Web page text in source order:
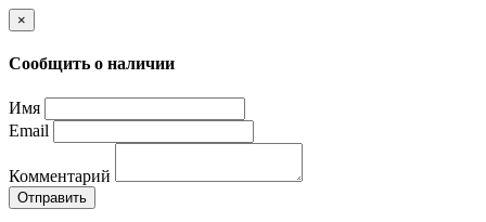
×
Сообщить о наличии
Имя
Email
Комментарий
Отправить